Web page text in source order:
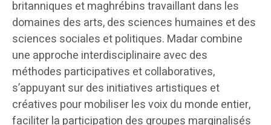
britanniques et maghrébins travaillant dans les
domaines des arts, des sciences humaines et des
sciences sociales et politiques. Madar combine
une approche interdisciplinaire avec des
méthodes participatives et collaboratives,
s’appuyant sur des initiatives artistiques et
créatives pour mobiliser les voix du monde entier,
faciliter la participation des groupes marginalisés